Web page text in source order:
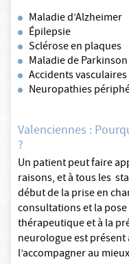
Maladie d’Alzheimer
Épilepsie
Sclérose en plaques
Maladie de Parkinson
Accidents
Neuropathies
Valenciennes :
?
Un patient peut faire
raisons, et à tous les
début de la prise en
consultations et la
thérapeutique et à la
neurologue est
l’accompagner au